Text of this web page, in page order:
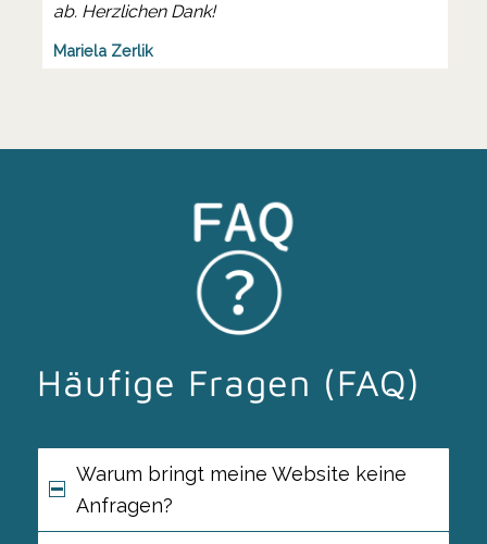
ab. Herzlichen Dank!
Mariela Zerlik
Häufige Fragen (FAQ)
Warum bringt meine Website keine
Anfragen?